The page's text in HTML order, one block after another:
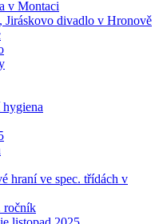
v Montaci
Jiráskovo divadlo v Hronově
hraní ve spec. třídách v
ročník